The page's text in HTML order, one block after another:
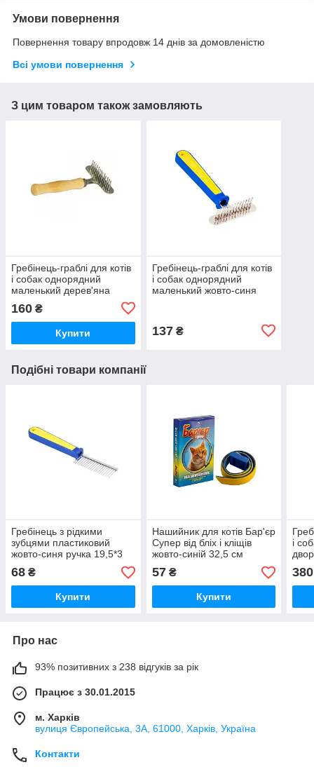
Умови повернення
Повернення товару впродовж 14 днів за домовленістю
Всі умови повернення
З цим товаром також замовляють
Гребінець-граблі для котів
і собак однорядний
маленький дерев'яна
ручка 14*8 см М314 Fox
160 ₴
Купити
Гребінець-граблі для котів
і собак однорядний
маленький жовто-синя
137₴
Подібні товари компанії
Гребінець з рідкими
зубцями пластиковий
жовто-синя ручка 19,5*3
см Triol
68 ₴
Купити
Нашийник для котів Бар'єр
Супер від бліх і кліщів
жовто-синій 32,5 см
Продукт
57₴
Купити
і
380
Про нас
93% позитивних з 238 відгуків за рік
Працює з 30.01.2015
м. Харків
вулиця Європейська, 3А, 61000, Харків, Україна
Контакти